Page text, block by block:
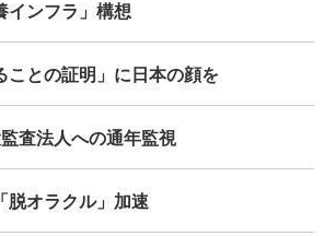
インフラ」構想
ことの証明」に日本の顔を
査法人への通年監視
脱オラクル」加速